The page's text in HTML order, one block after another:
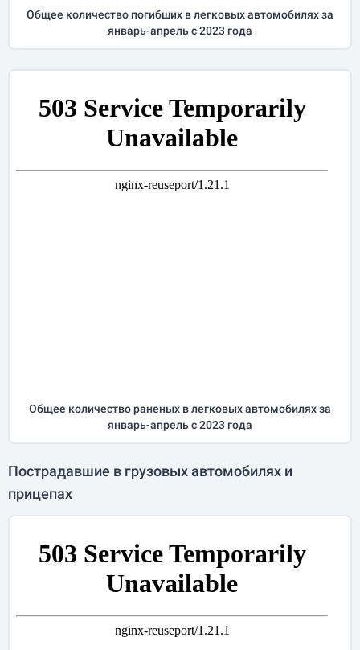
Общее количество погибших в легковых автомобилях за
январь-апрельс 2023 года
Общее количество раненых в легковых автомобилях за
январь-апрельс 2023 года
Пострадавшие в грузовых автомобилях и
прицепах